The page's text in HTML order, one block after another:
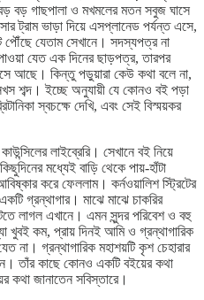
বড় গাছপালা ও মখমলের মতন সবুজ ঘাসে
ট্রাম ভাড়া দিয়ে এসপ্লানেড পর্যন্ত এসে,
পৌঁছে যেতাম সেখানে। সদস্যপত্র না
যেত এক দিনের ছাড়পত্র, তারপর
আছে। কিন্তু পড়ুয়ারা কেউ কথা বলে না,
শব্দ। ইচ্ছে অনুযায়ী যে কোনও বই পড়া
স্বচক্ষে দেখি, এবং সেই বিস্ময়কর
লাইব্রেরি। সেখানে বই নিয়ে
মধ্যেই বাড়ি থেকে পায়-হাঁটা
করে ফেললাম। কর্নওয়ালিশ স্ট্রিটের
গ্রন্থাগার। মাঝে মাঝে চাকরির
লাগল এখানে। এমন সুন্দর পরিবেশ ও বহু
খুবই কম, প্রায় দিনই আমি ও গ্রন্থাগারিক
না। গ্রন্থাগারিক মহাশয়টি কৃশ চেহারার
তাঁর কাছে কোনও একটি বইয়ের কথা
কথা জানাতেন সবিস্তারে।